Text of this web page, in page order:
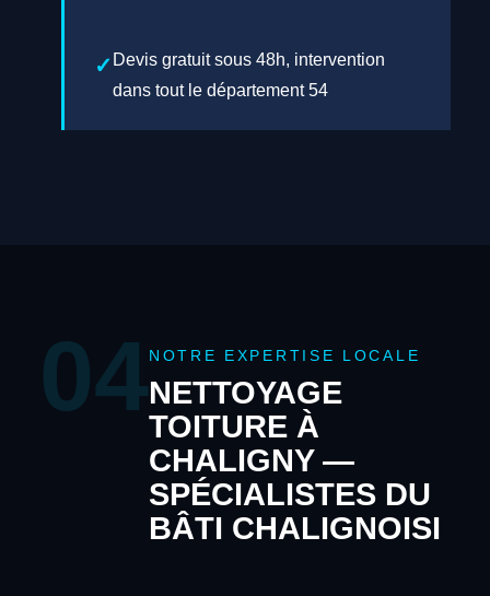
Devis gratuit sous 48h, intervention
dans tout le département 54
04NOTRE EXPERTISE LOCALE
NETTOYAGE
TOITURE À
CHALIGNY —
SPÉCIALISTES DU
BÂTI CHALIGNOISI